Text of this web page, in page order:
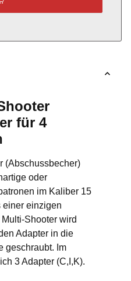
für 4
(Abschussbecher)
oder
im Kaliber 15
einer einzigen
Shooter wird
Adapter in die
geschraubt. Im
3 Adapter (C,I,K).